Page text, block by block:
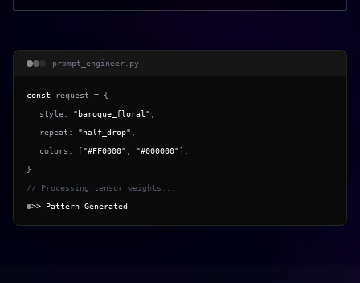
prompt_engineer.py
const request = {
style: "baroque_floral"
repeat: "half_drop"
colors: ["#FF0000" "#000000"],
}
// Processing tensor weights...
>> Pattern Generated